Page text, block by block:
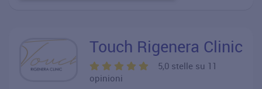
Touch Rigenera Clinic
5,0 stelle su 11
opinioni